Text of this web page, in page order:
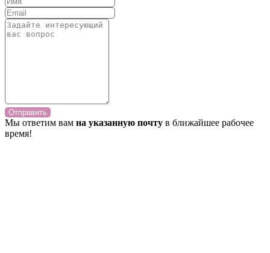
Отправить
Мы ответим вам на указанную почту в ближайшее рабочее
время!